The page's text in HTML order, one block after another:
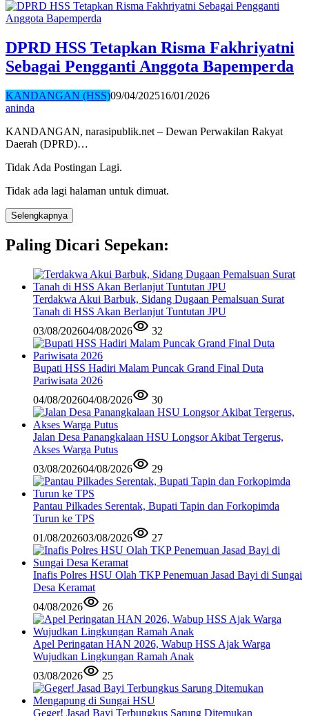
DPRD HSS Tetapkan Risma Fakhriyatni
Sebagai Pengganti Anggota Bapemperda
KANDANGAN (HSS)09/04/202516/01/2026
aninda
KANDANGAN, narasipublik.net – Dewan Perwakilan Rakyat
Daerah (DPRD)…
Tidak Ada Postingan Lagi.
Tidak ada lagi halaman untuk dimuat.
Selengkapnya
Paling Dicari Sepekan:
Terdakwa Akui Barbuk, Sidang Dugaan Pemalsuan Surat
Tanah di HSS Akan Berlanjut Tuntutan JPU
03/08/202604/08/2026 32
Bupati HSS Hadiri Malam Puncak Grand Final Duta
Pariwisata 2026
04/08/202604/08/2026 30
Jalan Desa Panangkalaan HSU Longsor Akibat Tergerus,
Akses Warga Putus
03/08/202604/08/2026 29
Pantau Pilkades Serentak, Bupati Tapin dan Forkopimda
Turun ke TPS
01/08/202603/08/2026 27
Inafis Polres HSU Olah TKP Penemuan Jasad Bayi di Sungai
Desa Keramat
04/08/2026
26
Apel Peringatan HAN 2026, Wabup HSS Ajak Warga
Wujudkan Lingkungan Ramah Anak
03/08/2026
25
Geger! Jasad Bayi Terbungkus Sarung Ditemukan